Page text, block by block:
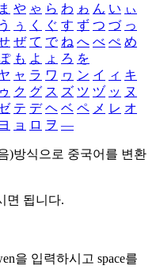
ま や ゃ ら わ ゎ ん い ぃ
う ぅ く ぐ す ず つ づ っ
ぜ て で ね へ べ ぺ め
も よ ょ ろ を
ャ ラ ワ ヮ ン イ ィ キ
ゥ ク グ ス ズ ツ ヅ ッ ヌ
テ デ ヘ ベ ペ メ レ オ
ヨ ョ ロ ヲ ―
)방식으로 중국어를 변환
면 됩니다.
을 입력하시고 space를